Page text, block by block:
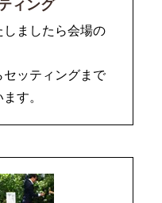
ィング
ましたら会場の
ッティングまで
す。